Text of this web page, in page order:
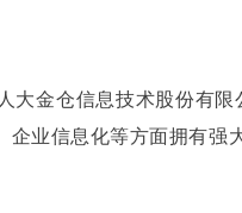
大金仓信息技术股份有限
企业信息化等方面拥有